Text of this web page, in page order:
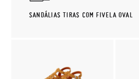
SANDÁLIAS TIRAS COM FIVELA OVAL